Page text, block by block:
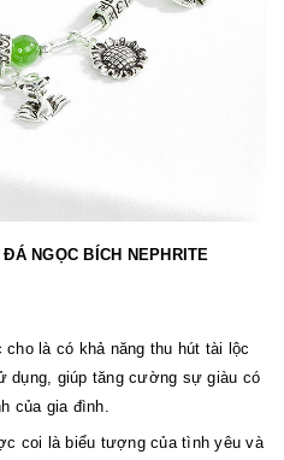
NGỌC BÍCH NEPHRITE
là có khả năng thu hút tài lộc
dụng, giúp tăng cường sự giàu có
của gia đình.
coi là biểu tượng của tình yêu và